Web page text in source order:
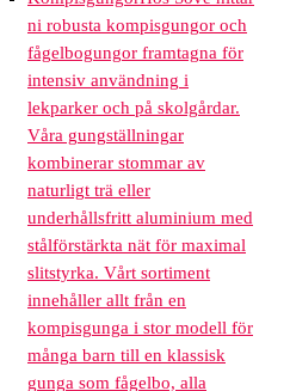
ni robusta kompisgungor och
fågelbogungor framtagna för
intensiv användning i
lekparker och på skolgårdar.
Våra gungställningar
kombinerar stommar av
naturligt trä eller
underhållsfritt aluminium med
stålförstärkta nät för maximal
slitstyrka. Vårt sortiment
innehåller allt från en
kompisgunga i stor modell för
många barn till en klassisk
gunga som fågelbo, alla